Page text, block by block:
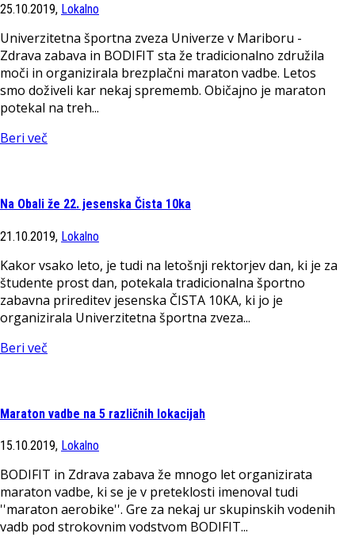
25.10.2019, Lokalno
Univerzitetna športna zveza Univerze v Mariboru -
Zdrava zabava in BODIFIT sta že tradicionalno združila
moči in organizirala brezplačni maraton vadbe. Letos
smo doživeli kar nekaj sprememb. Običajno je maraton
potekal na treh...
Beri več
Na Obali že 22. jesenska Čista 10ka
21.10.2019, Lokalno
Kakor vsako leto, je tudi na letošnji rektorjev dan, ki je za
študente prost dan, potekala tradicionalna športno
zabavna prireditev jesenska ČISTA 10KA, ki jo je
organizirala Univerzitetna športna zveza...
Beri več
Maraton vadbe na 5 različnih lokacijah
15.10.2019, Lokalno
BODIFIT in Zdrava zabava že mnogo let organizirata
maraton vadbe, ki se je v preteklosti imenoval tudi
''maraton aerobike''. Gre za nekaj ur skupinskih vodenih
vadb pod strokovnim vodstvom BODIFIT...